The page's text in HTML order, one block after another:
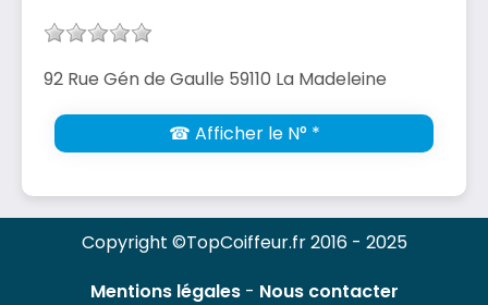
92 Rue Gén de Gaulle 59110 La Madeleine
☎ Afficher le N° *
Copyright ©TopCoiffeur.fr 2016 - 2025
Mentions légales- Nous contacter